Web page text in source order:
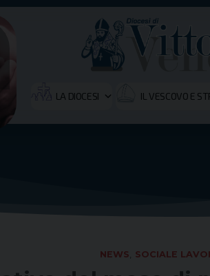
LA DIOCESI IL VESCOVO E
NEWS SOCIALE